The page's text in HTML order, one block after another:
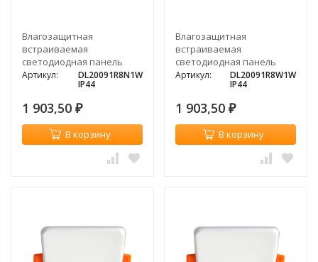
Влагозащитная
встраиваемая
светодиодная панель
Donolux DEPO, 8Вт
Артикул: DL20091R8N1W
IP44
1 903,50 ₽
В корзину
Влагозащитная
встраиваемая
светодиодная панель
Donolux DEPO, 8Вт, 3000K
Артикул: DL20091R8W1W
IP44
1 903,50 ₽
В корзину